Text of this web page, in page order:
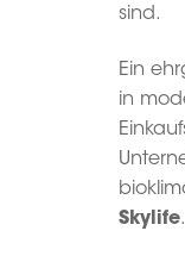
sind.
Ein
in
Skylife.